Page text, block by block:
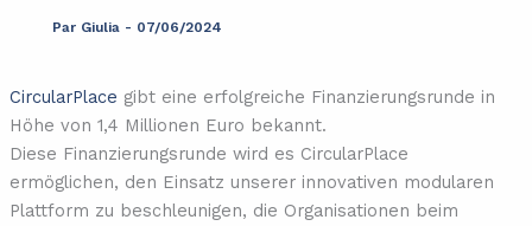
Par Giulia - 07/06/2024
CircularPlace gibt eine erfolgreiche Finanzierungsrunde in
Höhe von 1,4 Millionen Euro bekannt.
Diese Finanzierungsrunde wird es CircularPlace
ermöglichen, den Einsatz unserer innovativen modularen
Plattform zu beschleunigen, die Organisationen beim